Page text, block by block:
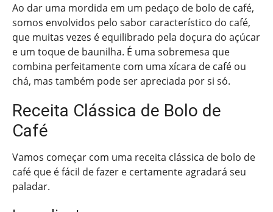
Ao dar uma mordida em um pedaço de bolo de café,
somos envolvidos pelo sabor característico do café,
que muitas vezes é equilibrado pela doçura do açúcar
e um toque de baunilha. É uma sobremesa que
combina perfeitamente com uma xícara de café ou
chá, mas também pode ser apreciada por si só.
Receita Clássica de Bolo de
Café
Vamos começar com uma receita clássica de bolo de
café que é fácil de fazer e certamente agradará seu
paladar.